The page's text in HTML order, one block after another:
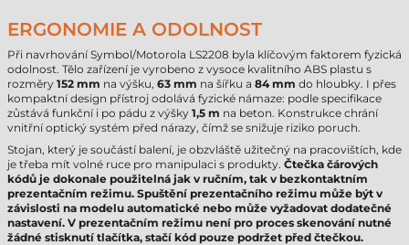
ERGONOMIE A ODOLNOST
Při navrhování Symbol/Motorola LS2208 byla klíčovým faktorem fyzická
odolnost. Tělo zařízení je vyrobeno z vysoce kvalitního ABS plastu s
rozměry 152 mm na výšku, 63 mm na šířku a 84 mm do hloubky. I přes
kompaktní design přístroj odolává fyzické námaze: podle specifikace
zůstává funkční i po pádu z výšky 1,5 m na beton. Konstrukce chrání
vnitřní optický systém před nárazy, čímž se snižuje riziko poruch.
Stojan, který je součástí balení, je obzvláště užitečný na pracovištích, kde
je třeba mít volné ruce pro manipulaci s produkty. Čtečka čárových
kódů je dokonale použitelná jak v ručním, tak v bezkontaktním
prezentačním režimu. Spuštění prezentačního režimu může být v
závislosti na modelu automatické nebo může vyžadovat dodatečné
nastavení. V prezentačním režimu není pro proces skenování nutné
žádné stisknutí tlačítka, stačí kód pouze podržet před čtečkou.